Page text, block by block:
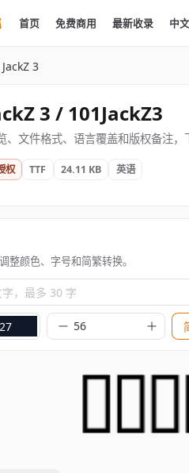
首页 免费商用 最新收录 中
3
3 / 101JackZ3
、文件格式、语言覆盖和版权备注，
权 TTF 24.11 KB 英语
整颜色、字号和简繁转换。
，最多 30 字